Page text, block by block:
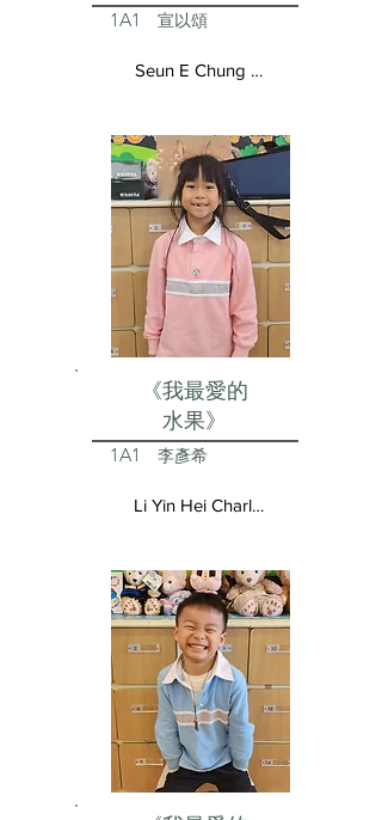
1A1 宣以頌
Seun E Chung Aston
《我最愛的
水果》
1A1 李彥希
Li Yin Hei Charlotte